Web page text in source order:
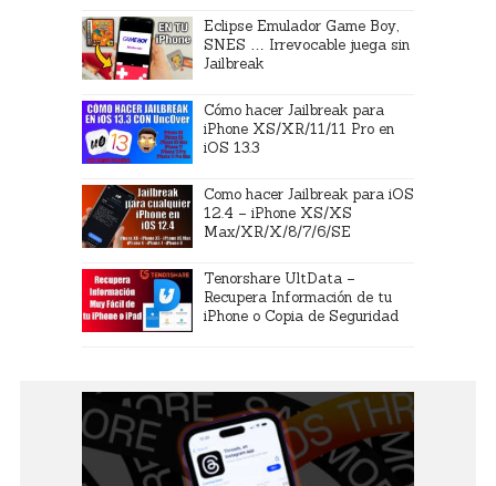
Eclipse Emulador Game Boy,
SNES … Irrevocable juega sin
Jailbreak
Cómo hacer Jailbreak para
iPhone XS/XR/11/11 Pro en
iOS 13.3
Como hacer Jailbreak para iOS
12.4 – iPhone XS/XS
Max/XR/X/8/7/6/SE
Tenorshare UltData –
Recupera Información de tu
iPhone o Copia de Seguridad